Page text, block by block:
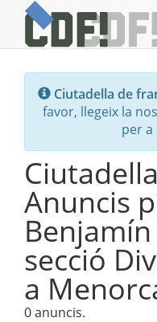
Ciutadella de
favor, llegeix la
per a
Anuncis
secció
a
0 anuncis.